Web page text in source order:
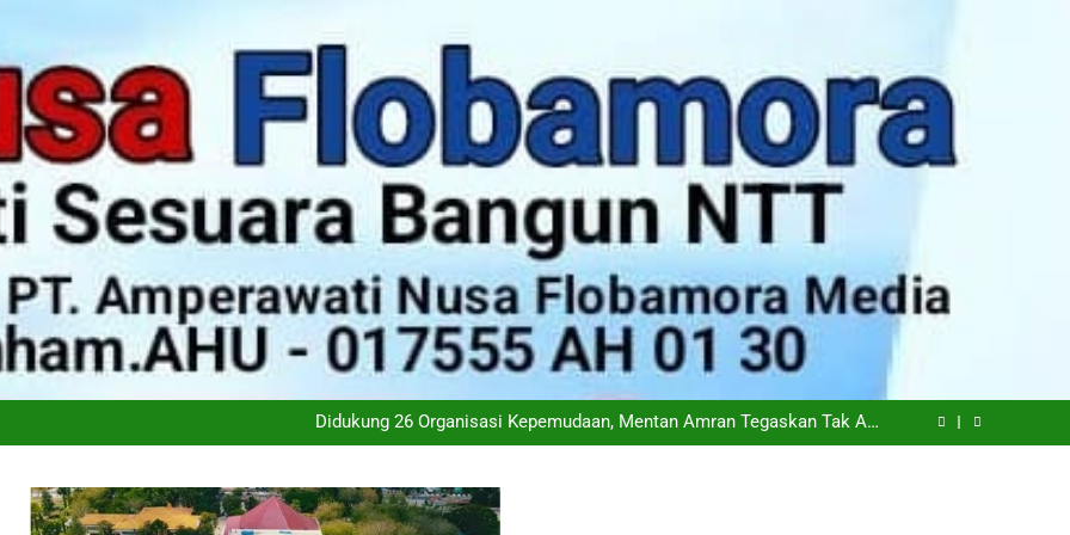
Antisipasi El Nino, Kementan Laksanakan Tanam Serempak di 25 Provinsi
Wali Kota Kupang Christian Widodo: Tantangan Terbesar Pers Bukan Al atau
Hoaks, Tapi Kepercayaan Publik
PT Flobamor ( Perseroda) Siapkan Transisi Ambil Alih Manajemen Hotel
Sasando
Didukung 26 Organisasi Kepemudaan, Mentan Amran Tegaskan Tak Ada
Ruang bagi Mafia Beras Fortifikasi
Antisipasi El Nino, Kementan Laksanakan Tanam Serempak di 25 Provinsi
PT Flobamor ( Perseroda) Siapkan Transisi Ambil Alih Manajemen Hotel
Didukung 26 Organisasi Kepemudaan, Mentan Amran Tegaskan Tak Ada
Antisipasi El Nino, Kementan Laksanakan Tanam Serempak di 25 Provinsi